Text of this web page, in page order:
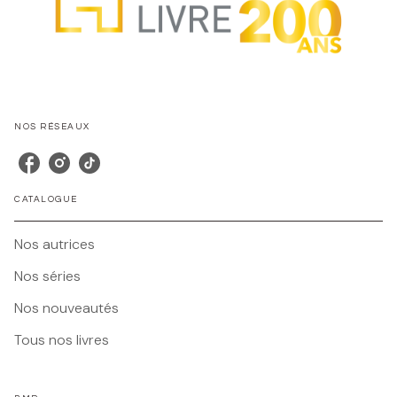
NOS RÉSEAUX
CATALOGUE
Nos autrices
Nos séries
Nos nouveautés
Tous nos livres